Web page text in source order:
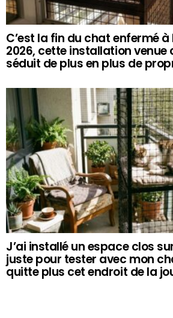
C’est la fin du chat enfermé
2026, cette installation venue
séduit de plus en plus de
J’ai installé un espace clos
juste pour tester avec mon
quitte plus cet endroit de la